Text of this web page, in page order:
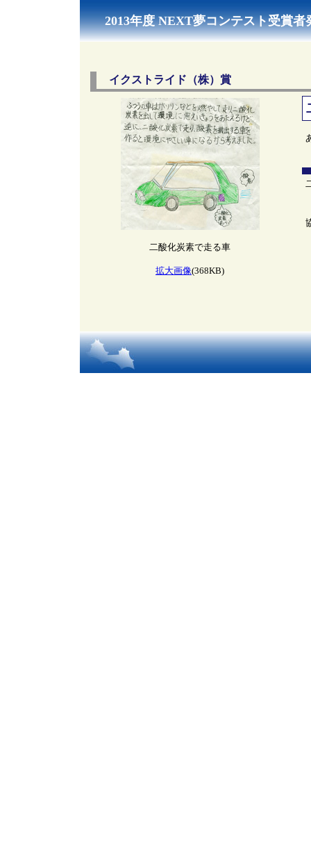
2013年度 NEXT夢コンテスト受賞者
イクストライド（株）賞
二酸化炭素で走る車
拡大画像(368KB)